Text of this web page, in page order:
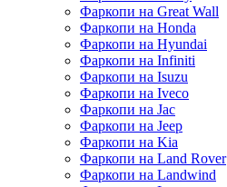
Фаркопи на Great Wall
Фаркопи на Honda
Фаркопи на Hyundai
Фаркопи на Infiniti
Фаркопи на Isuzu
Фаркопи на Iveco
Фаркопи на Jac
Фаркопи на Jeep
Фаркопи на Kia
Фаркопи на Land Rover
Фаркопи на Landwind